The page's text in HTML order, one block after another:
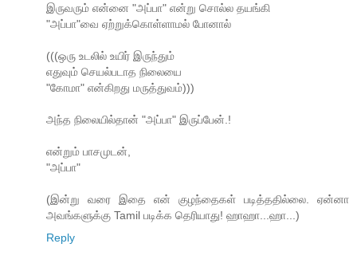
இருவரும் என்னை "அப்பா" என்று சொல்ல தயங்கி
"அப்பா"வை ஏற்றுக்கொள்ளாமல் போனால்
(((ஒரு உடலில் உயிர் இருந்தும்
எதுவும் செயல்படாத நிலையை
"கோமா" என்கிறது மருத்துவம்)))
அந்த நிலையில்தான் "அப்பா" இருப்பேன்.!
என்றும் பாசமுடன்,
"அப்பா"
(இன்று வரை இதை என் குழந்தைகள் படித்ததில்லை. ஏன்னா
அவங்களுக்கு Tamil படிக்க தெரியாது! ஹாஹா...ஹா...)
Reply